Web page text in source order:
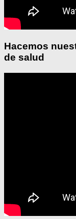
Hacemos
de salud